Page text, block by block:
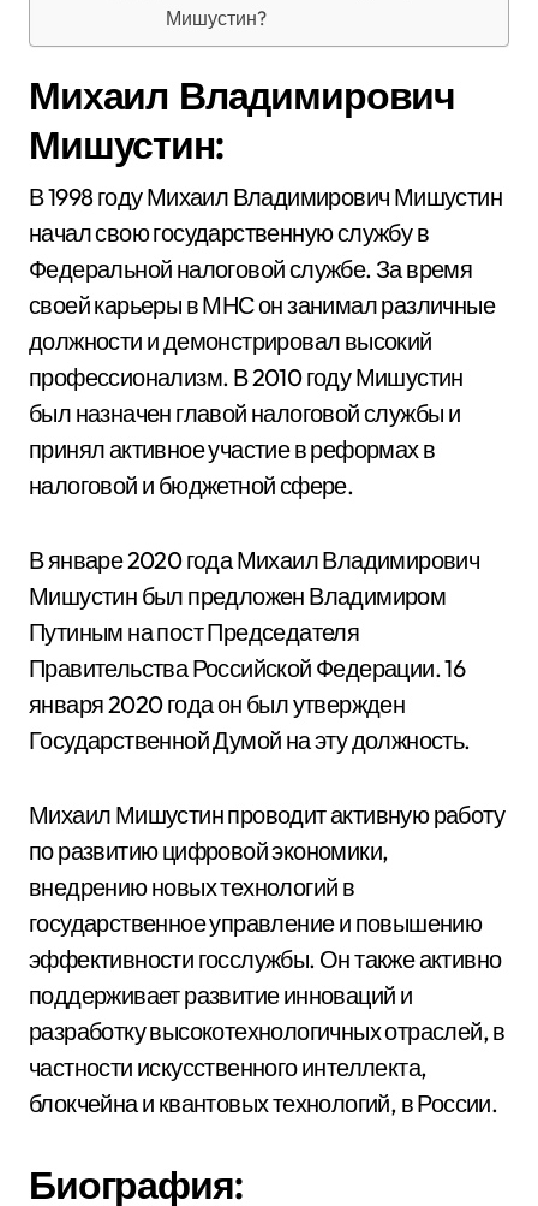
Мишустин?
Михаил Владимирович
Мишустин:
В 1998 году Михаил Владимирович Мишустин
начал свою государственную службу в
Федеральной налоговой службе. За время
своей карьеры в МНС он занимал различные
должности и демонстрировал высокий
профессионализм. В 2010 году Мишустин
был назначен главой налоговой службы и
принял активное участие в реформах в
налоговой и бюджетной сфере.
В январе 2020 года Михаил Владимирович
Мишустин был предложен Владимиром
Путиным на пост Председателя
Правительства Российской Федерации. 16
января 2020 года он был утвержден
Государственной Думой на эту должность.
Михаил Мишустин проводит активную работу
по развитию цифровой экономики,
внедрению новых технологий в
государственное управление и повышению
эффективности госслужбы. Он также активно
поддерживает развитие инноваций и
разработку высокотехнологичных отраслей, в
частности искусственного интеллекта,
блокчейна и квантовых технологий, в России.
Биография: